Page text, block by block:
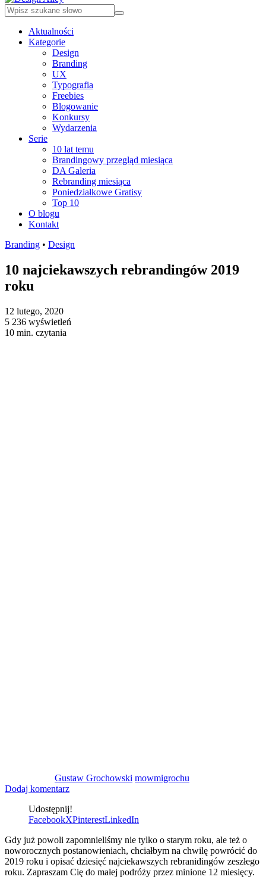
Aktualności
Kategorie
Design
Branding
UX
Typografia
Freebies
Blogowanie
Konkursy
Wydarzenia
Serie
10 lat temu
Brandingowy przegląd miesiąca
DA Galeria
Rebranding miesiąca
Poniedziałkowe Gratisy
Top 10
O blogu
Kontakt
Branding • Design
10 najciekawszych rebrandingów 2019
roku
12 lutego, 2020
5 236 wyświetleń
10 min. czytania
Gustaw Grochowski mowmigrochu
Dodaj komentarz
Udostępnij!
FacebookXPinterestLinkedIn
Gdy już powoli zapomnieliśmy nie tylko o starym roku, ale też o
noworocznych postanowieniach, chciałbym na chwilę powrócić do
2019 roku i opisać dziesięć najciekawszych rebranidingów zeszłego
roku. Zapraszam Cię do małej podróży przez minione 12 miesięcy.